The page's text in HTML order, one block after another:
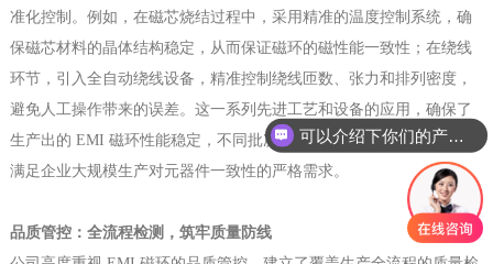
准化控制。例如，在磁芯烧结过程中，采用精准的温度控制系统，确
保磁芯材料的晶体结构稳定，从而保证磁环的磁性能一致性；在绕线
环节，引入全自动绕线设备，精准控制绕线匝数、张力和排列密度，
避免人工操作带来的误差。这一系列先进工艺和设备的应用，确保了
生产出的 EMI 磁环性能稳定，不同批次产品之间的参数偏差小，能够
满足企业大规模生产对元器件一致性的严格需求。
品质管控：全流程检测，筑牢质量防线
可以介绍下你们的产品么